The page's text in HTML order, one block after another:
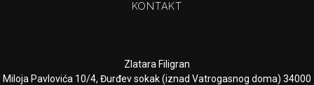
KONTAKT
Zlatara Filigran
Miloja Pavlovića 10/4, Đurđev sokak (iznad Vatrogasnog doma) 34000